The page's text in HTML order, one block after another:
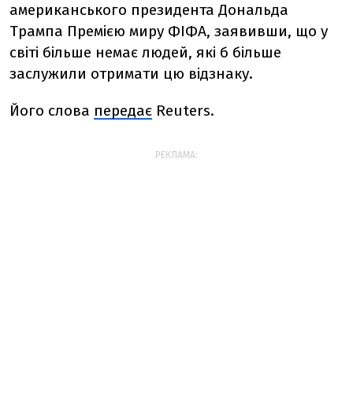
американського президента Дональда
Трампа Премією миру ФІФА, заявивши, що у
світі більше немає людей, які б більше
заслужили отримати цю відзнаку.
Його слова передає Reuters.
РЕКЛАМА: